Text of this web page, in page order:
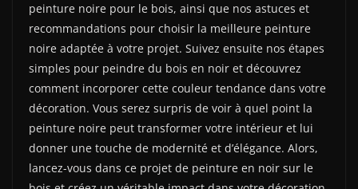
peinture noire pour le bois, ainsi que nos astuces et
recommandations pour choisir la meilleure peinture
noire adaptée à votre projet. Suivez ensuite nos étapes
simples pour peindre du bois en noir et découvrez
comment incorporer cette couleur tendance dans votre
décoration. Vous serez surpris de voir à quel point la
peinture noire peut transformer votre intérieur et lui
donner une touche de modernité et d’élégance. Alors,
lancez-vous dans ce projet de peinture en noir sur le